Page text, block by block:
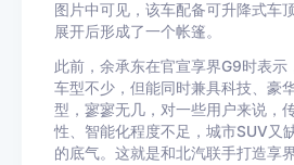
图片中可见，该车配备可升降式车
展开后形成了一个帐篷。
此前，余承东在官宣享界G9时表示
车型不少，但能同时兼具科技、豪
型，寥寥无几，对一些用户来说，
性、智能化程度不足，城市SUV又
的底气。这就是和北汽联手打造享